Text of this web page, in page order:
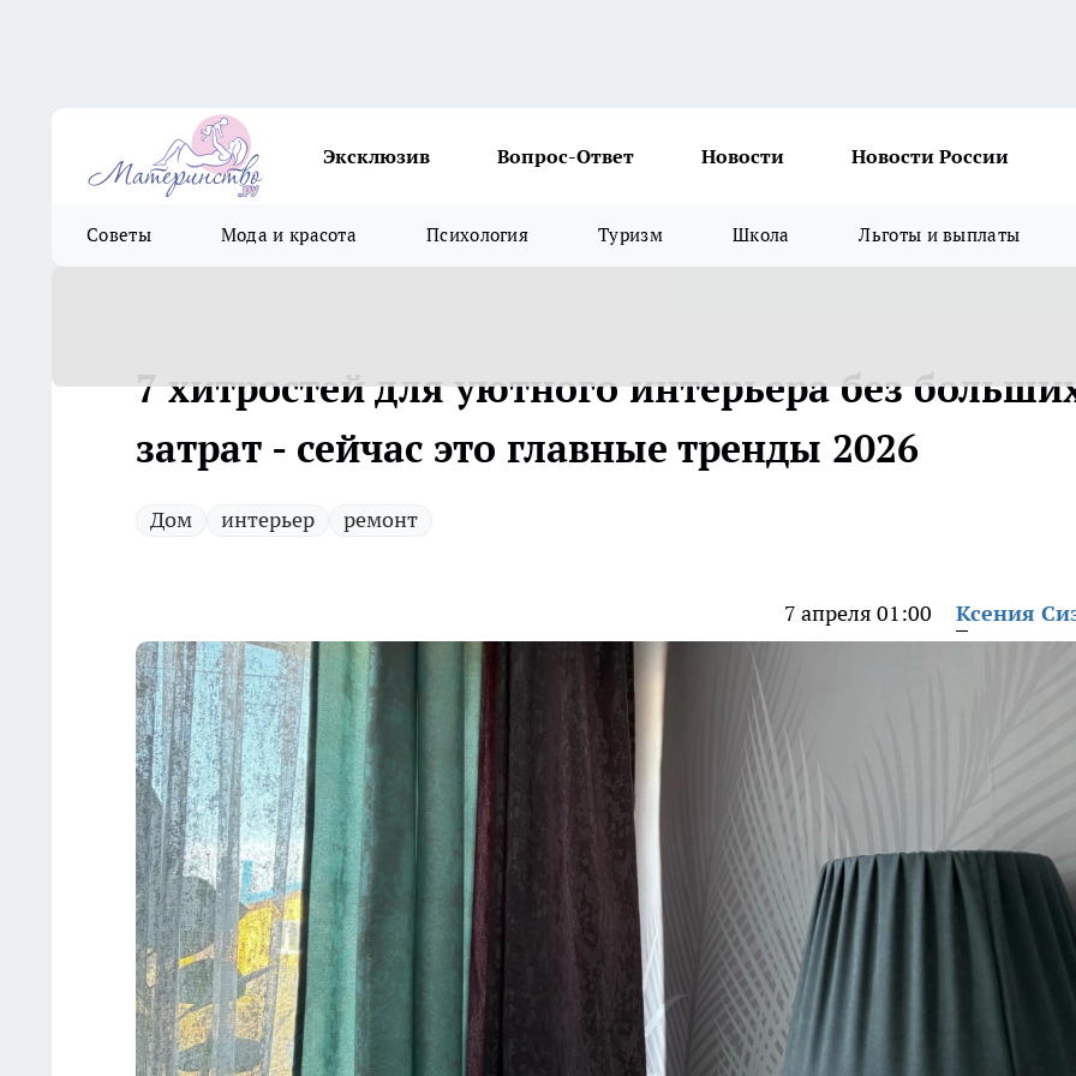
Эксклюзив Вопрос-Ответ Новости Новости России
Советы Мода и красота Психология Туризм Школа Льготы и выплаты
7 хитростей для уютного интерьера без
затрат - сейчас это главные тренды 2026
Дом интерьер ремонт
7 апреля 01:00 Ксения